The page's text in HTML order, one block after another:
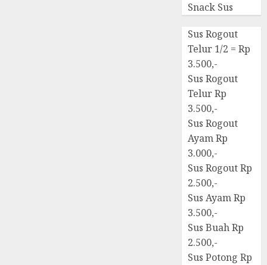
Snack Sus
Sus Rogout
Telur 1/2 = Rp
3.500,-
Sus Rogout
Telur Rp
3.500,-
Sus Rogout
Ayam Rp
3.000,-
Sus Rogout Rp
2.500,-
Sus Ayam Rp
3.500,-
Sus Buah Rp
2.500,-
Sus Potong Rp